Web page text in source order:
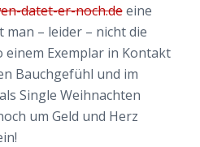
datet-er-noch.deeine
man – leider – nicht die
einem Exemplar in Kontakt
Bauchgefühl und im
Single Weihnachten
um Geld und Herz